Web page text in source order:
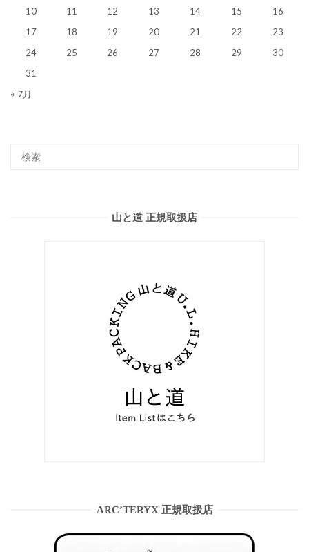
10 11 12 13 14 15
16
17
18 19 20 21 22
23
24
25 26 27 28 29
30
31
« 7月
山と道 正規取扱店
ARC’TERYX 正規取扱店